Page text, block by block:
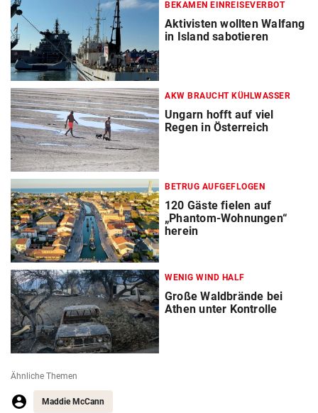
BEKAMEN EINREISEVERBOT
Aktivisten wollten Walfang
in Island sabotieren
AKW BRAUCHT KÜHLWASSER
Ungarn hofft auf viel
Regen in Österreich
BETRUG AUFGEFLOGEN
120 Gäste fielen auf
„Phantom-Wohnungen“
herein
WENIG WIND HALF
Große Waldbrände bei
Athen unter Kontrolle
Ähnliche Themen
Maddie McCann